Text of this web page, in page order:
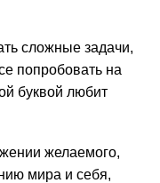
сложные задачи,
попробовать на
буквой любит
желаемого,
мира и себя,